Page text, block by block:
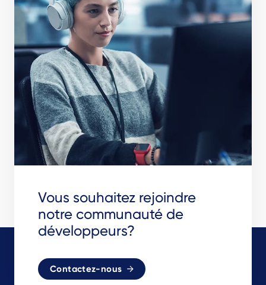
Vous souhaitez rejoindre
notre communauté de
développeurs?
Contactez-nous